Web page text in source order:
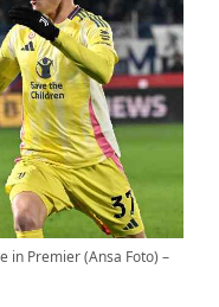
in Premier (Ansa Foto) –